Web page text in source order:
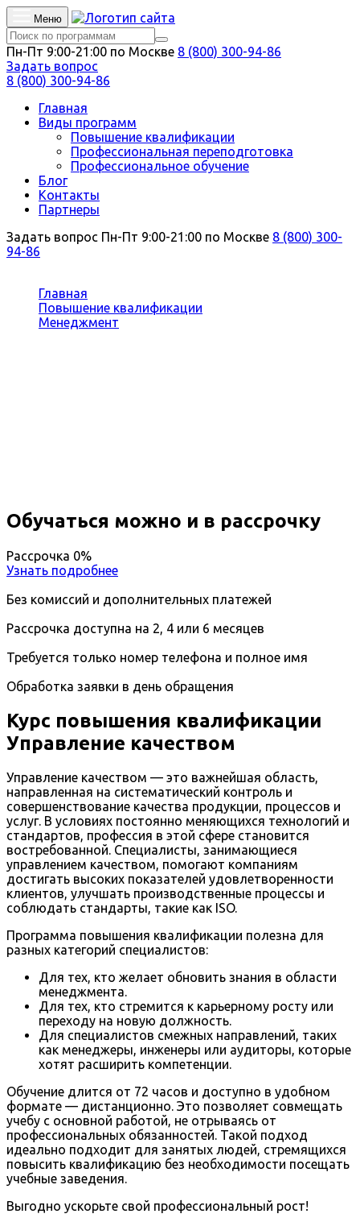
Меню
Пн-Пт 9:00-21:00 по Москве 8 (800) 300-94-86
Задать вопрос
8 (800) 300-94-86
Главная
Виды программ
Повышение квалификации
Профессиональная переподготовка
Профессиональное обучение
Блог
Контакты
Партнеры
Задать вопрос Пн-Пт 9:00-21:00 по Москве 8 (800) 300-
94-86
Главная
Повышение квалификации
Менеджмент
Обучаться можно и в рассрочку
Рассрочка 0%
Узнать подробнее
Без комиссий и дополнительных платежей
Рассрочка доступна на 2, 4 или 6 месяцев
Требуется только номер телефона и полное имя
Обработка заявки в день обращения
Курс повышения квалификации
Управление качеством
Управление качеством — это важнейшая область,
направленная на систематический контроль и
совершенствование качества продукции, процессов и
услуг. В условиях постоянно меняющихся технологий и
стандартов, профессия в этой сфере становится
востребованной. Специалисты, занимающиеся
управлением качеством, помогают компаниям
достигать высоких показателей удовлетворенности
клиентов, улучшать производственные процессы и
соблюдать стандарты, такие как ISO.
Программа повышения квалификации полезна для
разных категорий специалистов:
Для тех, кто желает обновить знания в области
менеджмента.
Для тех, кто стремится к карьерному росту или
переходу на новую должность.
Для специалистов смежных направлений, таких
как менеджеры, инженеры или аудиторы, которые
хотят расширить компетенции.
Обучение длится от 72 часов и доступно в удобном
формате — дистанционно. Это позволяет совмещать
учебу с основной работой, не отрываясь от
профессиональных обязанностей. Такой подход
идеально подходит для занятых людей, стремящихся
повысить квалификацию без необходимости посещать
учебные заведения.
Выгодно ускорьте свой профессиональный рост!